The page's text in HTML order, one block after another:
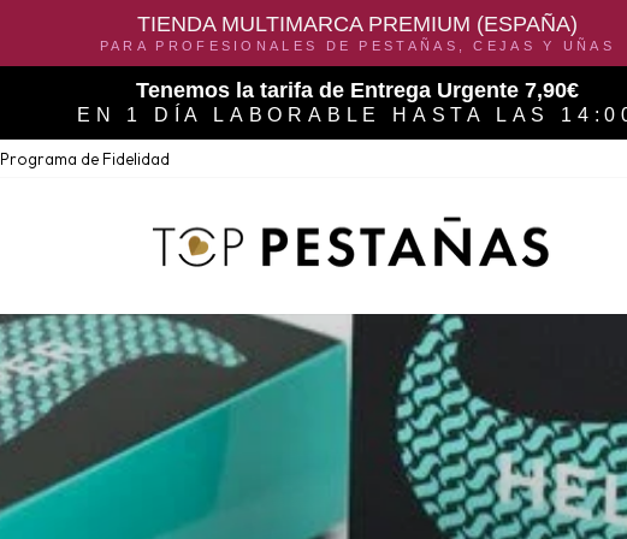
TIENDA MULTIMARCA PREMIUM (ESPAÑA)
PARA PROFESIONALES DE PESTAÑAS, CEJAS Y UÑAS
Tenemos la tarifa de Entrega Urgente 7,90€
EN 1 DÍA LABORABLE HASTA LAS
Programa de Fidelidad